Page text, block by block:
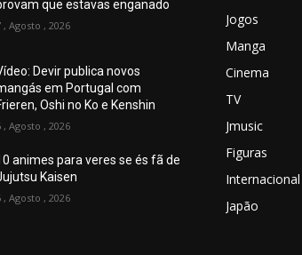
que estavas enganado
, Agosto , 2026
Devir publica novos
em Portugal com
Oshi no Ko e Kenshin
, Agosto , 2026
animes para veres se és fã de
Kaisen
, Agosto , 2026
Jogos
Manga
Cinema
TV
Jmusic
Figuras
Internacional
Japão